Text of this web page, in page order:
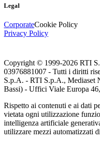
Legal
CorporateCookie Policy
Privacy Policy
Copyright © 1999-2026 RTI
03976881007 - Tutti i diritti
S.p.A. - RTI S.p.A., Mediaset
Bassi) - Uffici Viale Europa
Rispetto ai contenuti e ai dati
vietata ogni utilizzazione
intelligenza artificiale
utilizzare mezzi automatizzati